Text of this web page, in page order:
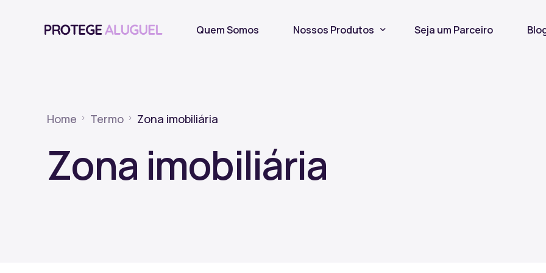
Quem Somos Nossos Produtos Seja um Parceiro
Home Termo Zona imobiliária
Zona imobiliária